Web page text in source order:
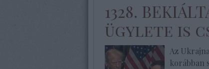
1328.
ügylete is
Az
korábban